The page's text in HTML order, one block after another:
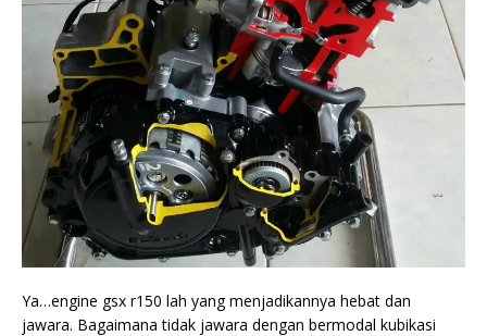
Ya…engine gsx r150 lah yang menjadikannya hebat dan
jawara. Bagaimana tidak jawara dengan bermodal kubikasi